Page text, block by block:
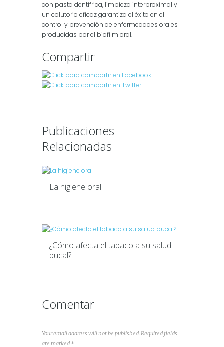
con pasta dentífrica, limpieza interproximal y
un colutorio eficaz garantiza el éxito en el
control y prevención de enfermedades orales
producidas por el biofilm oral.
Compartir
Publicaciones
Relacionadas
La higiene oral
¿Cómo afecta el tabaco a su salud
bucal?
Comentar
Your email address will not be published. Required fields
are marked *